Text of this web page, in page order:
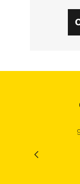
+65